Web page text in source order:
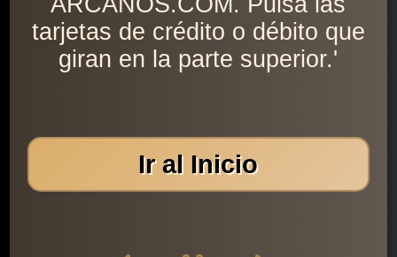
tarjetas de crédito o débito que
giran en la parte superior.'
Ir al Inicio